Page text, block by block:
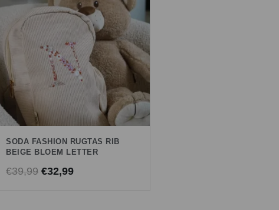
SODA FASHION RUGTAS RIB
BEIGE BLOEM LETTER
€39,99
was:
€39,99.
€32,99
is:
€32,99.